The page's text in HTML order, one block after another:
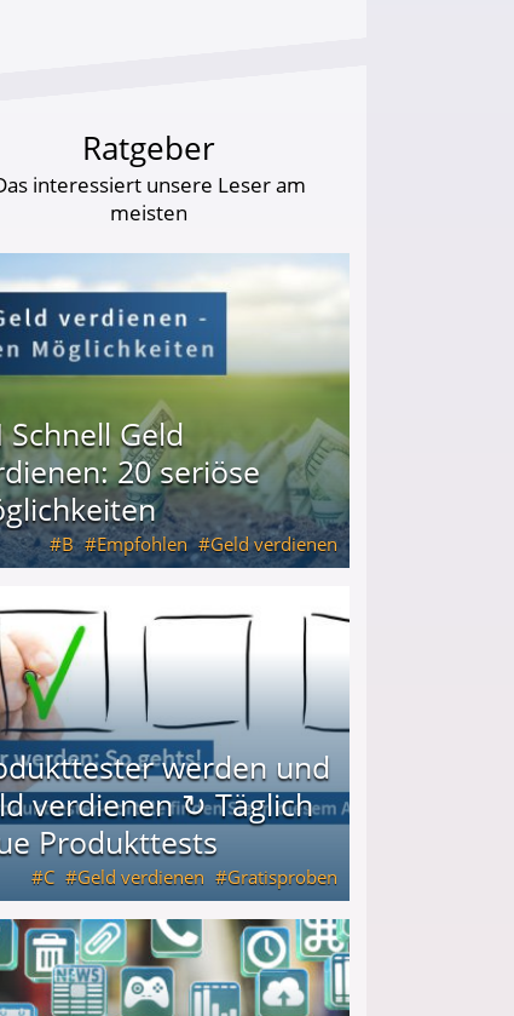
Ratgeber
interessiert unsere Leser am
meisten
Geld
20 seriöse
B Empfohlen Geld verdienen
werden und
verdienen ↻ Täglich
Produkttests
C Geld verdienen Gratisproben
neue Produkttests